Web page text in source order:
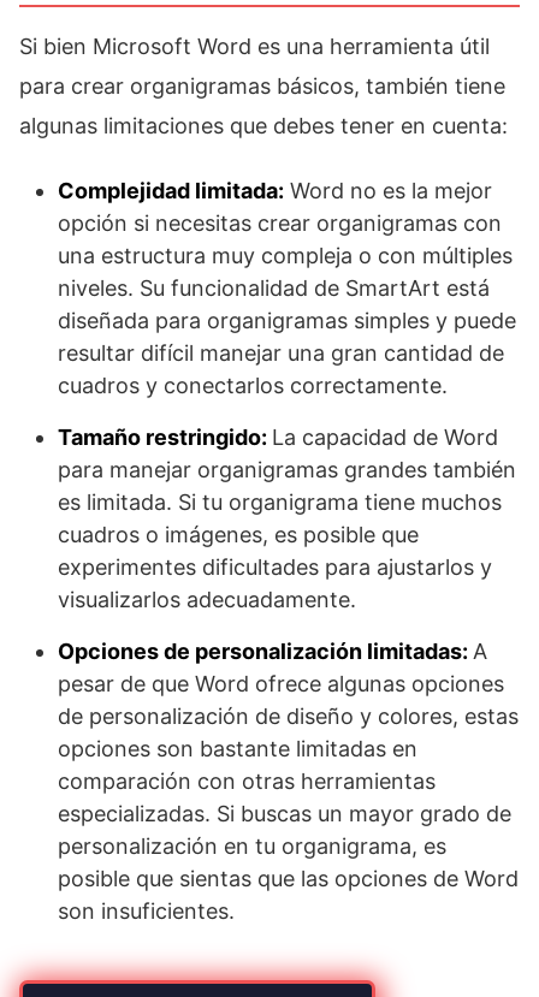
Si bien Microsoft Word es una herramienta útil
para crear organigramas básicos, también tiene
algunas limitaciones que debes tener en cuenta:
Complejidad limitada: Word no es la mejor
opción si necesitas crear organigramas con
una estructura muy compleja o con múltiples
niveles. Su funcionalidad de SmartArt está
diseñada para organigramas simples y puede
resultar difícil manejar una gran cantidad de
cuadros y conectarlos correctamente.
Tamaño restringido: La capacidad de Word
para manejar organigramas grandes también
es limitada. Si tu organigrama tiene muchos
cuadros o imágenes, es posible que
experimentes dificultades para ajustarlos y
visualizarlos adecuadamente.
Opciones de personalización limitadas: A
pesar de que Word ofrece algunas opciones
de personalización de diseño y colores, estas
opciones son bastante limitadas en
comparación con otras herramientas
especializadas. Si buscas un mayor grado de
personalización en tu organigrama, es
posible que sientas que las opciones de Word
son insuficientes.